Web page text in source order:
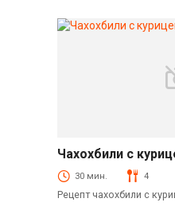
Чахохбили с
30 мин. 4
Рецепт чахохбили с